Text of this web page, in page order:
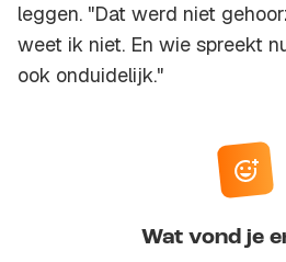
leggen. "Dat werd niet
weet ik niet. En wie spreekt
ook onduidelijk."
Wat vond je